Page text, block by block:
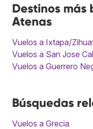
Destinos más
Atenas
Vuelos a Ixtapa/
Vuelos a San Jose
Vuelos a Guerrero
Búsquedas
Vuelos a Grecia